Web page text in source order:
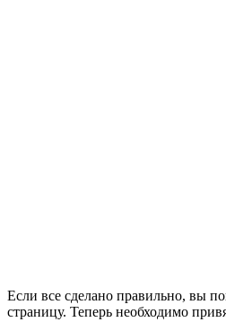
Если все сделано правильно, вы
страницу. Теперь необходимо